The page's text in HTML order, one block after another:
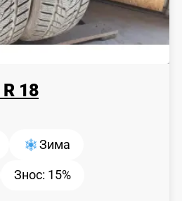
R 18
Зима
Знос: 15%